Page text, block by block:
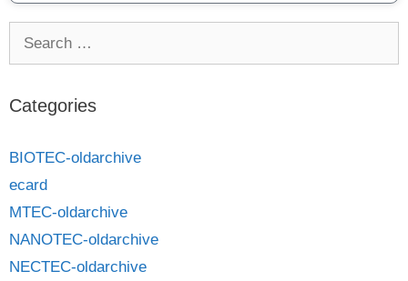
Categories
BIOTEC-oldarchive
ecard
MTEC-oldarchive
NANOTEC-oldarchive
NECTEC-oldarchive